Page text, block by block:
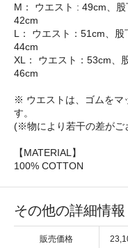
M： ウエスト : 49cm、
42cm
L： ウエスト：51cm、股
44cm
XL： ウエスト：53cm、
46cm
※ ウエストは、ゴムをマ
す。
(※物により若干の差がご
【MATERIAL】
100% COTTON
その他の詳細情報
販売価格